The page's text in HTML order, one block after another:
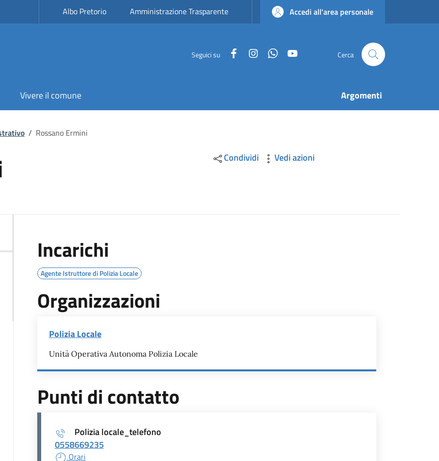
Albo Pretorio Amministrazione Trasparente Accedi all'area personale
Seguici su FacebookInstagramWhatsApp Cerca
Vivere il comune Argomenti
/ Rossano Ermini
Condividi Vedi azioni
Incarichi
Agente Istruttore di Polizia Locale
Organizzazioni
Polizia Locale
Unità Operativa Autonoma Polizia Locale
Punti di contatto
Polizia locale_telefono
0558669235
Orari